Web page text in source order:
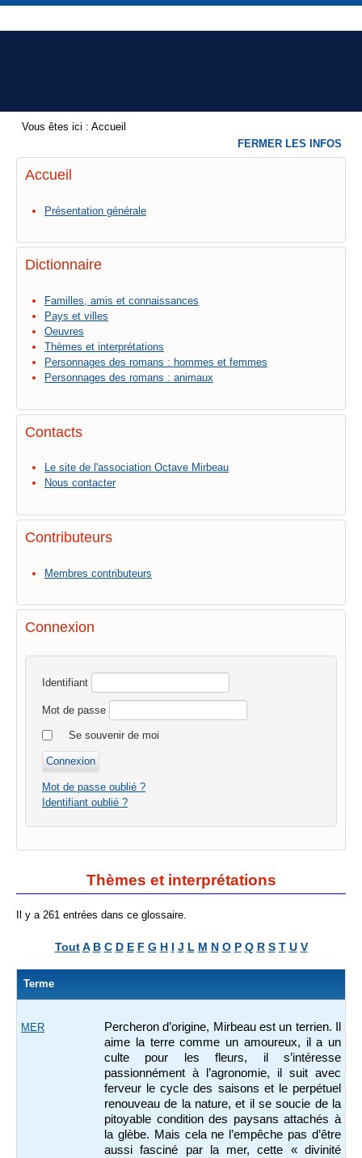
Vous êtes ici : Accueil
Accueil
Présentation générale
Dictionnaire
Familles, amis et connaissances
Pays et villes
Oeuvres
Thèmes et interprétations
Personnages des romans : hommes et femmes
Personnages des romans : animaux
Contacts
Le site de l'association Octave Mirbeau
Nous contacter
Contributeurs
Membres contributeurs
Connexion
Identifiant
Mot de passe
Se souvenir de moi
Mot de passe oublié ?
Identifiant oublié ?
Thèmes et interprétations
Il y a 261 entrées dans ce glossaire.
Tout A B C D E F G H I J L M N O P Q R S T U V
Terme
MER
Percheron d’origine, Mirbeau est un terrien. Il
aime la terre comme un amoureux, il a un
culte pour les fleurs, il s’intéresse
passionnément à l’agronomie, il suit avec
ferveur le cycle des saisons et le perpétuel
renouveau de la nature, et il se soucie de la
pitoyable condition des paysans attachés à
la glèbe. Mais cela ne l’empêche pas d’être
aussi fasciné par la mer, cette « divinité
FERMER LES INFOS